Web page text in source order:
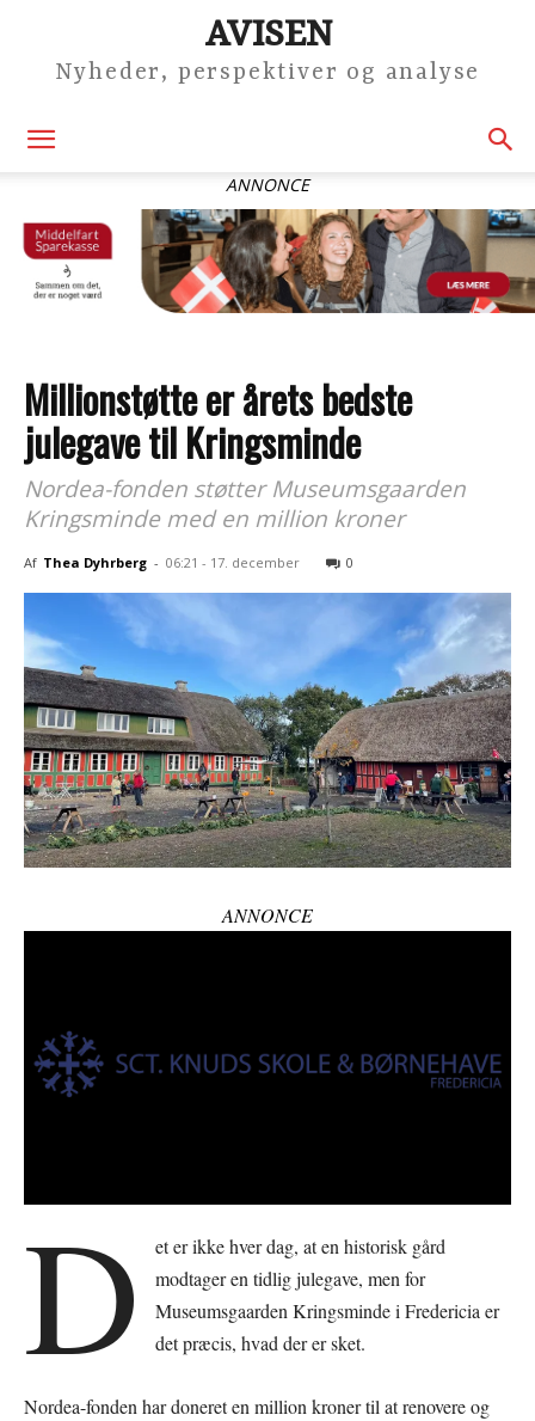
AVISEN
Nyheder, perspektiver og analyse
ANNONCE
Millionstøtte er årets bedste
julegave til Kringsminde
Nordea-fonden støtter Museumsgaarden
Kringsminde med en million kroner
Af Thea Dyhrberg - 06:21 - 17. december 0
ANNONCE
D
et er ikke hver dag, at en historisk gård
modtager en tidlig julegave, men for
Museumsgaarden Kringsminde i Fredericia er
det præcis, hvad der er sket.
Nordea-fonden har doneret en million kroner til at renovere og